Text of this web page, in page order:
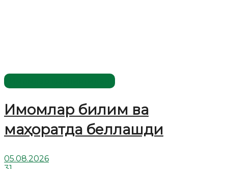
Имомлар билим ва
маҳоратда беллашди
05.08.2026